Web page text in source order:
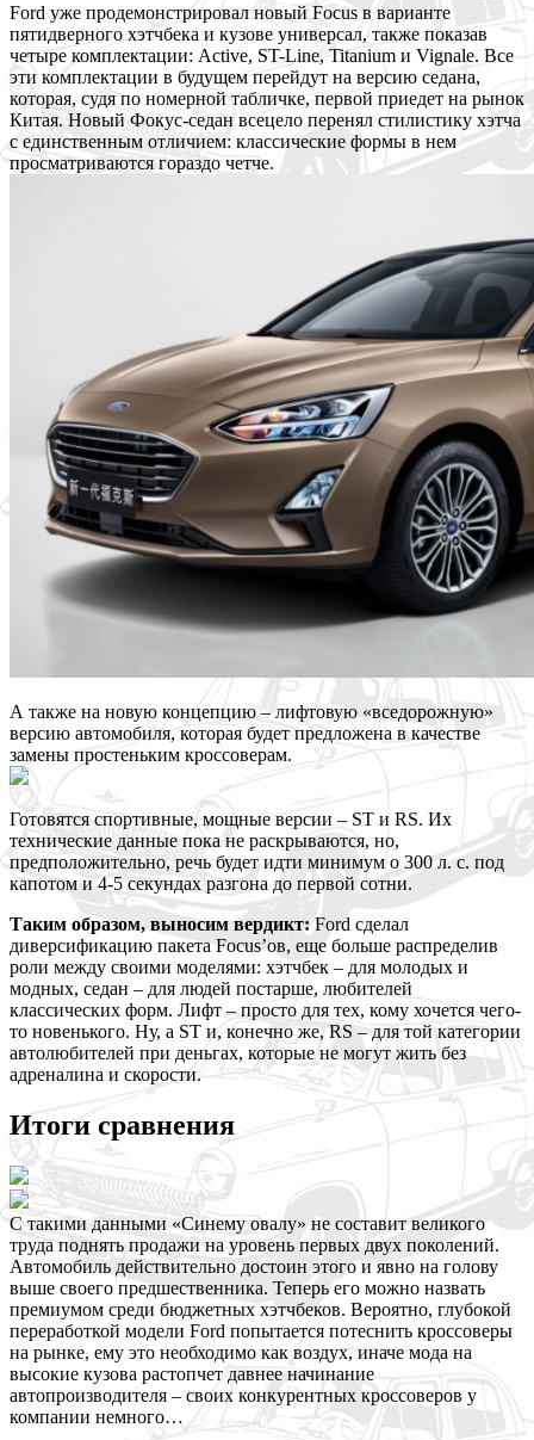
Ford уже продемонстрировал новый Focus в варианте
пятидверного хэтчбека и кузове универсал, также показав
четыре комплектации: Active, ST-Line, Titanium и Vignale. Все
эти комплектации в будущем перейдут на версию седана,
которая, судя по номерной табличке, первой приедет на рынок
Китая. Новый Фокус-седан всецело перенял стилистику хэтча
с единственным отличием: классические формы в нем
просматриваются гораздо четче.
А также на новую концепцию – лифтовую «вседорожную»
версию автомобиля, которая будет предложена в качестве
замены простеньким кроссоверам.
Готовятся спортивные, мощные версии – ST и RS. Их
технические данные пока не раскрываются, но,
предположительно, речь будет идти минимум о 300 л. с. под
капотом и 4-5 секундах разгона до первой сотни.
Таким образом, выносим вердикт: Ford сделал
диверсификацию пакета Focus’ов, еще больше распределив
роли между своими моделями: хэтчбек – для молодых и
модных, седан – для людей постарше, любителей
классических форм. Лифт – просто для тех, кому хочется чего-
то новенького. Ну, а ST и, конечно же, RS – для той категории
автолюбителей при деньгах, которые не могут жить без
адреналина и скорости.
Итоги сравнения
С такими данными «Синему овалу» не составит великого
труда поднять продажи на уровень первых двух поколений.
Автомобиль действительно достоин этого и явно на голову
выше своего предшественника. Теперь его можно назвать
премиумом среди бюджетных хэтчбеков. Вероятно, глубокой
переработкой модели Ford попытается потеснить кроссоверы
на рынке, ему это необходимо как воздух, иначе мода на
высокие кузова растопчет давнее начинание
автопроизводителя – своих конкурентных кроссоверов у
компании немного…